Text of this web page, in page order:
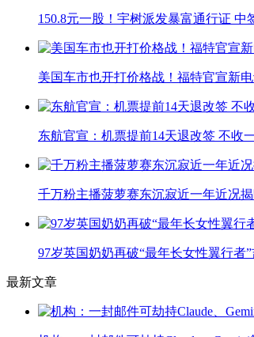
150.8元一股！宇树派发暴富通行证 中
美国车市也开打价格战！福特官宣新
东航官宣：机票提前14天退改签 不收
千万粉主播菠萝赛东沉寂近一年近况
97岁英国奶奶再破“最年长女性翼行者
最新文章